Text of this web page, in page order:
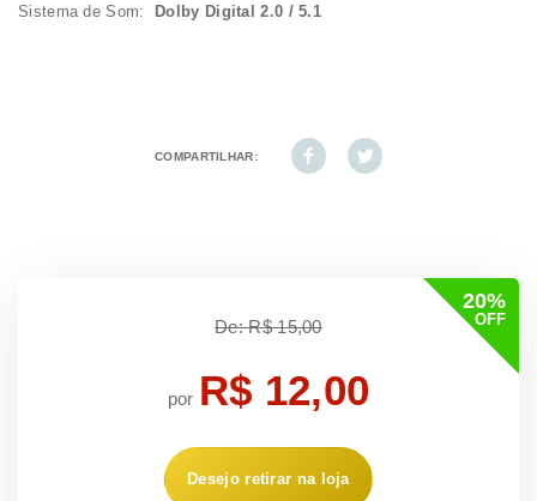
Sistema de Som: Dolby Digital 2.0 / 5.1
COMPARTILHAR:
20%
OFF
De: R$ 15,00
por R$ 12,00
Desejo retirar na loja